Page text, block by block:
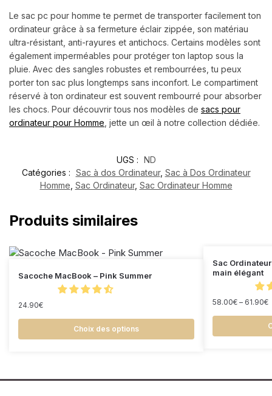
Le sac pc pour homme te permet de transporter facilement ton
ordinateur grâce à sa fermeture éclair zippée, son matériau
ultra-résistant, anti-rayures et antichocs. Certains modèles sont
également imperméables pour protéger ton laptop sous la
pluie. Avec des sangles robustes et rembourrées, tu peux
porter ton sac plus longtemps sans inconfort. Le compartiment
réservé à ton ordinateur est souvent rembourré pour absorber
les chocs. Pour découvrir tous nos modèles de sacs pour
ordinateur pour Homme , jette un œil à notre collection dédiée.
UGS : ND
Catégories : Sac à dos Ordinateur, Sac à Dos Ordinateur
Homme Sac Ordinateur, Sac Ordinateur Homme
Produits similaires
Sacoche MacBook – Pink Summer
24.90€
Choix des options
Sac
main élégant
58.00€ – 61.90€